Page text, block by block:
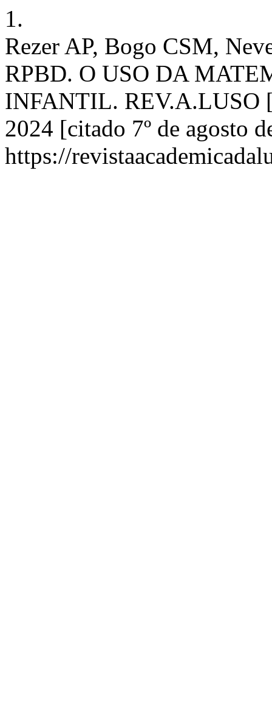
1.
Rezer AP, Bogo CSM,
RPBD. O USO DA
INFANTIL. REV.A.LUSO
2024 [citado 7º de agosto
https://